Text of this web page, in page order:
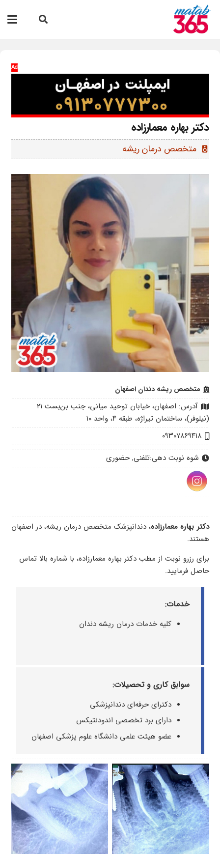
Ad
دکتر بهاره معمارزاده
speaker متخصص درمان ریشه
متخصص ریشه دندان اصفهان
آدرس: اصفهان، خیابان توحید میانی، جنب بن‌بست ۲۱
(نیلوفر)، ساختمان تیراژه، طبقه ۴، واحد ۱۰
۰۹۳۰۷۸۶۹۴۱۸
شوه نوبت دهی:تلفنی, حضوری
دکتر بهاره معمارزاده، دندانپزشک متخصص درمان ریشه، در اصفهان
هستند.
برای رزرو نوبت از مطب دکتر بهاره معمارزاده، با شماره‌ بالا تماس
حاصل فرمایید.
خدمات:
کلیه خدمات درمان ریشه دندان
سوابق کاری و تحصیلات:
دکترای حرفه‌ای دندانپزشکی
دارای برد تخصصی اندودنتیکس
عضو هیئت علمی دانشگاه علوم پزشکی اصفهان